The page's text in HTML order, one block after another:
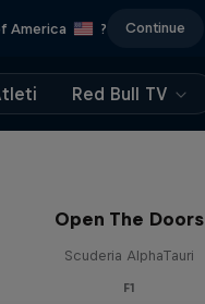
America ? Continue
Red Bull TV
Open The Doors
Scuderia AlphaTauri
F1